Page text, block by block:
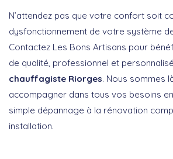
N’attendez pas que votre confort soit
dysfonctionnement de votre système
Contactez Les Bons Artisans pour
de qualité, professionnel et
chauffagiste Riorges. Nous sommes
accompagner dans tous vos besoins
simple dépannage à la rénovation
installation.